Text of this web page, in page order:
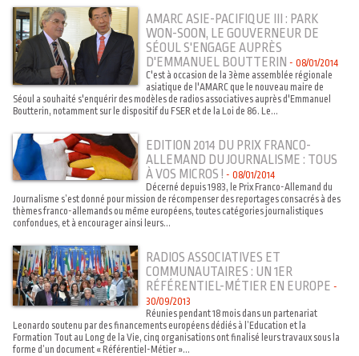
AMARC ASIE-PACIFIQUE III : PARK
WON-SOON, LE GOUVERNEUR DE
SÉOUL S'ENGAGE AUPRÈS
D'EMMANUEL BOUTTERIN - 08/01/2014
C'est à occasion de la 3ème assemblée régionale
asiatique de l'AMARC que le nouveau maire de
Séoul a souhaité s'enquérir des modèles de radios associatives auprès d'Emmanuel
Boutterin, notamment sur le dispositif du FSER et de la Loi de 86. Le...
EDITION 2014 DU PRIX FRANCO-
ALLEMAND DU JOURNALISME : TOUS
À VOS MICROS ! - 08/01/2014
Décerné depuis 1983, le Prix Franco-Allemand du
Journalisme s’est donné pour mission de récompenser des reportages consacrés à des
thèmes franco-allemands ou même européens, toutes catégories journalistiques
confondues, et à encourager ainsi leurs...
RADIOS ASSOCIATIVES ET
COMMUNAUTAIRES : UN 1ER
RÉFÉRENTIEL-MÉTIER EN EUROPE -
30/09/2013
Réunies pendant 18 mois dans un partenariat
Leonardo soutenu par des financements européens dédiés à l’Education et la
Formation Tout au Long de la Vie, cinq organisations ont finalisé leurs travaux sous la
forme d’un document « Référentiel-Métier »...